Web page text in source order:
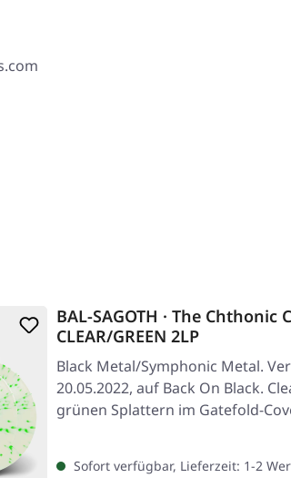
BAL-SAGOTH · The Chthonic
CLEAR/GREEN 2LP
Black Metal/Symphonic Metal.
20.05.2022, auf Back On Black.
grünen Splattern im Gatefold-
Sofort verfügbar, Lieferzeit: 1-2